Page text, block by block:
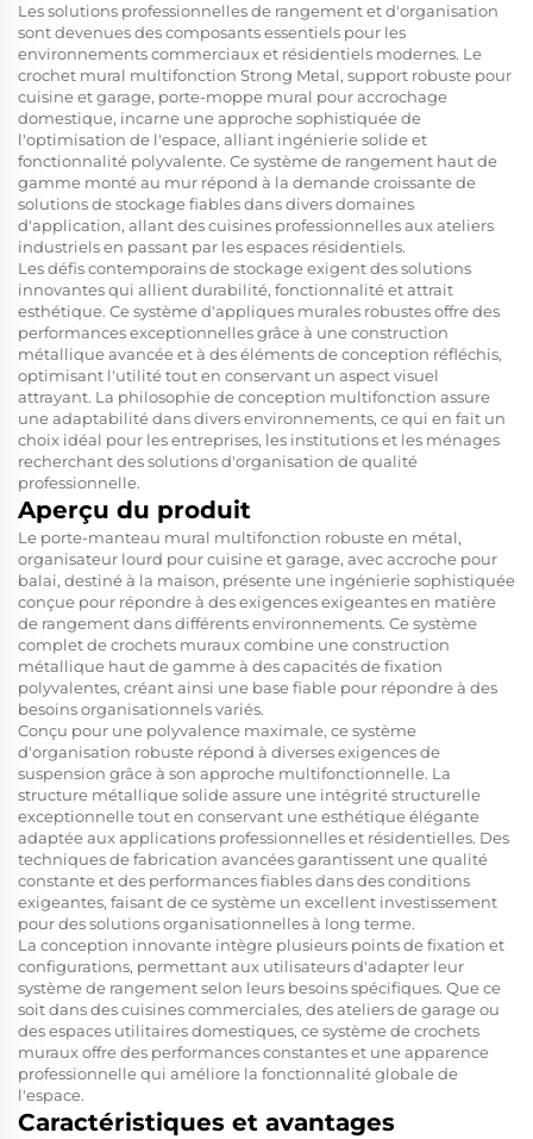
Les solutions professionnelles de rangement et d'organisation
sont devenues des composants essentiels pour les
environnements commerciaux et résidentiels modernes. Le
crochet mural multifonction Strong Metal, support robuste pour
cuisine et garage, porte-moppe mural pour accrochage
domestique, incarne une approche sophistiquée de
l'optimisation de l'espace, alliant ingénierie solide et
fonctionnalité polyvalente. Ce système de rangement haut de
gamme monté au mur répond à la demande croissante de
solutions de stockage fiables dans divers domaines
d'application, allant des cuisines professionnelles aux ateliers
industriels en passant par les espaces résidentiels.
Les défis contemporains de stockage exigent des solutions
innovantes qui allient durabilité, fonctionnalité et attrait
esthétique. Ce système d'appliques murales robustes offre des
performances exceptionnelles grâce à une construction
métallique avancée et à des éléments de conception réfléchis,
optimisant l'utilité tout en conservant un aspect visuel
attrayant. La philosophie de conception multifonction assure
une adaptabilité dans divers environnements, ce qui en fait un
choix idéal pour les entreprises, les institutions et les ménages
recherchant des solutions d'organisation de qualité
professionnelle.
Aperçu du produit
Le porte-manteau mural multifonction robuste en métal,
organisateur lourd pour cuisine et garage, avec accroche pour
balai, destiné à la maison, présente une ingénierie sophistiquée
conçue pour répondre à des exigences exigeantes en matière
de rangement dans différents environnements. Ce système
complet de crochets muraux combine une construction
métallique haut de gamme à des capacités de fixation
polyvalentes, créant ainsi une base fiable pour répondre à des
besoins organisationnels variés.
Conçu pour une polyvalence maximale, ce système
d'organisation robuste répond à diverses exigences de
suspension grâce à son approche multifonctionnelle. La
structure métallique solide assure une intégrité structurelle
exceptionnelle tout en conservant une esthétique élégante
adaptée aux applications professionnelles et résidentielles. Des
techniques de fabrication avancées garantissent une qualité
constante et des performances fiables dans des conditions
exigeantes, faisant de ce système un excellent investissement
pour des solutions organisationnelles à long terme.
La conception innovante intègre plusieurs points de fixation et
configurations, permettant aux utilisateurs d'adapter leur
système de rangement selon leurs besoins spécifiques. Que ce
soit dans des cuisines commerciales, des ateliers de garage ou
des espaces utilitaires domestiques, ce système de crochets
muraux offre des performances constantes et une apparence
professionnelle qui améliore la fonctionnalité globale de
l'espace.
Caractéristiques et avantages